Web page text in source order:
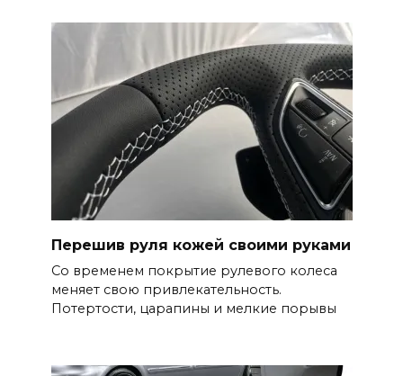
Перешив руля кожей своими руками
Со временем покрытие рулевого колеса
меняет свою привлекательность.
Потертости, царапины и мелкие порывы